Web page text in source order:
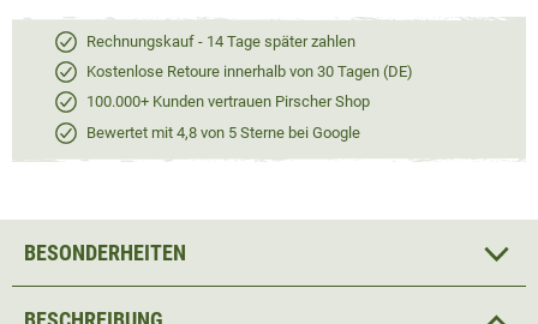
Rechnungskauf - 14 Tage später zahlen
Kostenlose Retoure innerhalb von 30 Tagen (DE)
100.000+ Kunden vertrauen Pirscher Shop
Bewertet mit 4,8 von 5 Sterne bei Google
BESONDERHEITEN